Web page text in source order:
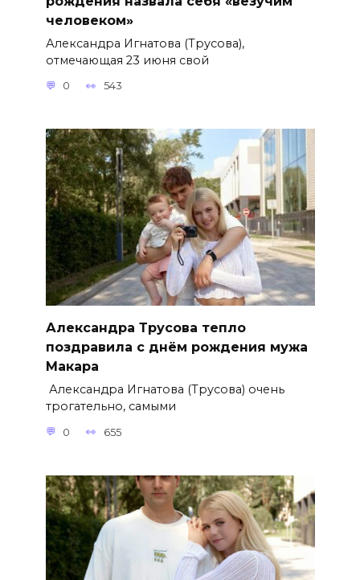
человеком»
Александра Игнатова (Трусова),
отмечающая 23 июня свой
0 543
Александра Трусова тепло
поздравила с днём рождения мужа
Макара
Александра Игнатова (Трусова) очень
трогательно, самыми
0 655